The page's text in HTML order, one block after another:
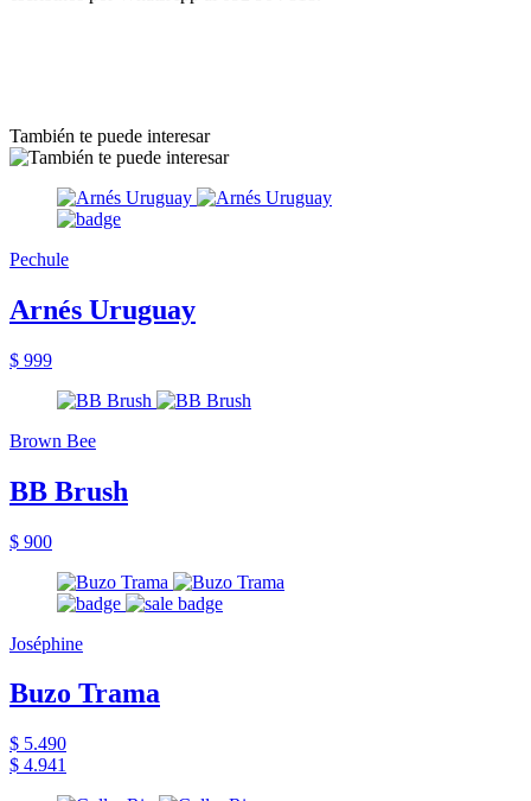
También te puede interesar
Pechule
Arnés Uruguay
$ 999
Brown Bee
BB Brush
$ 900
Joséphine
Buzo Trama
$ 5.490
$ 4.941